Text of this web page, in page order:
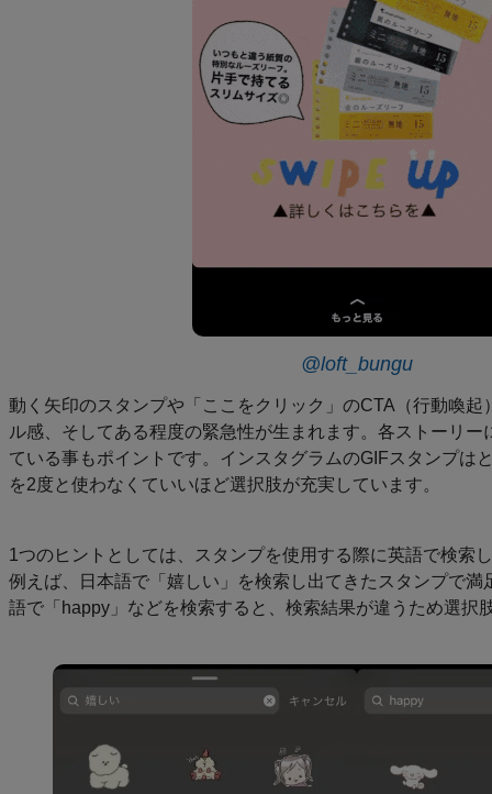
@loft_bungu
動く矢印のスタンプや「ここをクリック」のCTA（行動喚起
ル感、そしてある程度の緊急性が生まれます。各ストーリ
ている事もポイントです。インスタグラムのGIFスタンプは
を2度と使わなくていいほど選択肢が充実しています。
1つのヒントとしては、スタンプを使用する際に英語で検索
例えば、日本語で「嬉しい」を検索し出てきたスタンプで満
語で「happy」などを検索すると、検索結果が違うため選択